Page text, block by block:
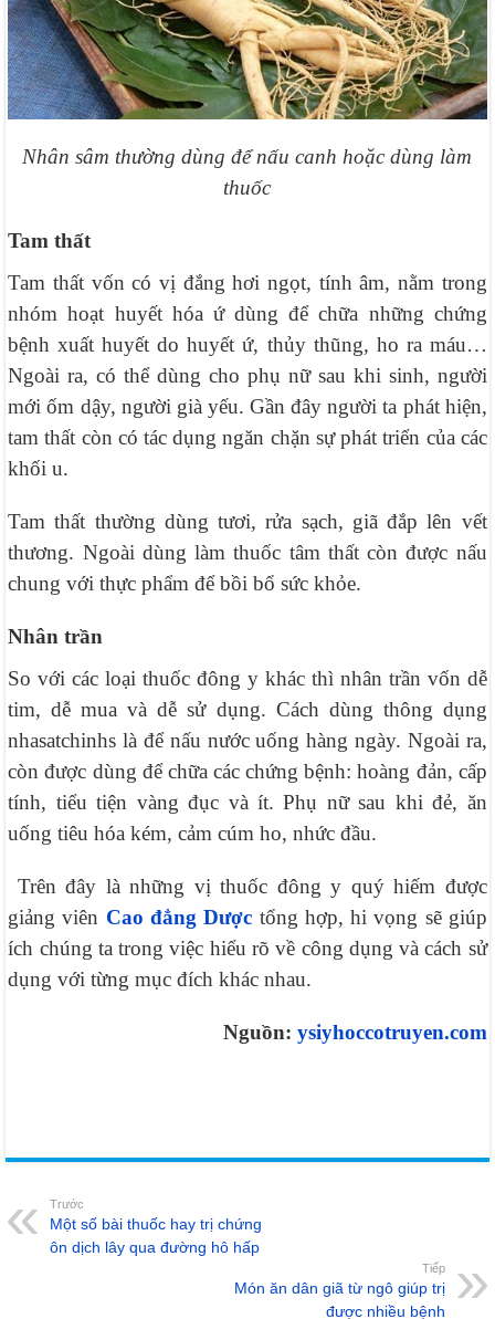
Nhân sâm thường dùng để nấu canh hoặc dùng làm
thuốc
Tam thất
Tam thất vốn có vị đắng hơi ngọt, tính âm, nằm trong
nhóm hoạt huyết hóa ứ dùng để chữa những chứng
bệnh xuất huyết do huyết ứ, thủy thũng, ho ra máu…
Ngoài ra, có thể dùng cho phụ nữ sau khi sinh, người
mới ốm dậy, người già yếu. Gần đây người ta phát hiện,
tam thất còn có tác dụng ngăn chặn sự phát triển của các
khối u.
Tam thất thường dùng tươi, rửa sạch, giã đắp lên vết
thương. Ngoài dùng làm thuốc tâm thất còn được nấu
chung với thực phẩm để bồi bổ sức khỏe.
Nhân trần
So với các loại thuốc đông y khác thì nhân trần vốn dễ
tim, dễ mua và dễ sử dụng. Cách dùng thông dụng
nhasatchinhs là để nấu nước uống hàng ngày. Ngoài ra,
còn được dùng để chữa các chứng bệnh: hoàng đản, cấp
tính, tiểu tiện vàng đục và ít. Phụ nữ sau khi đẻ, ăn
uống tiêu hóa kém, cảm cúm ho, nhức đầu.
Trên đây là những vị thuốc đông y quý hiếm được
giảng viên Cao đẳng Dược tổng hợp, hi vọng sẽ giúp
ích chúng ta trong việc hiểu rõ về công dụng và cách sử
dụng với từng mục đích khác nhau.
Nguồn: ysiyhoccotruyen.com
Trước
Một số bài thuốc hay trị chứng
ôn dịch lây qua đường hô hấp
Tiếp
Món ăn dân giã từ ngô giúp trị
được nhiều bệnh